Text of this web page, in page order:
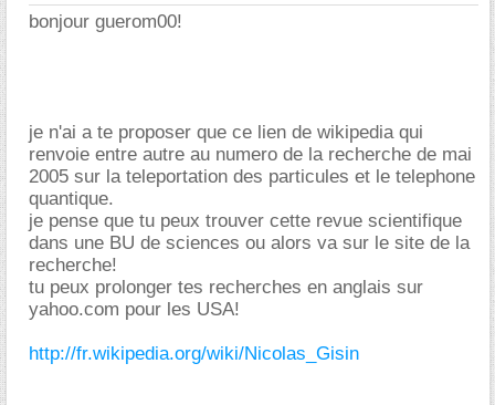
bonjour guerom00!
je n'ai a te proposer que ce lien de wikipedia qui
renvoie entre autre au numero de la recherche de mai
2005 sur la teleportation des particules et le telephone
quantique.
je pense que tu peux trouver cette revue scientifique
dans une BU de sciences ou alors va sur le site de la
recherche!
tu peux prolonger tes recherches en anglais sur
yahoo.com pour les USA!
http://fr.wikipedia.org/wiki/Nicolas_Gisin